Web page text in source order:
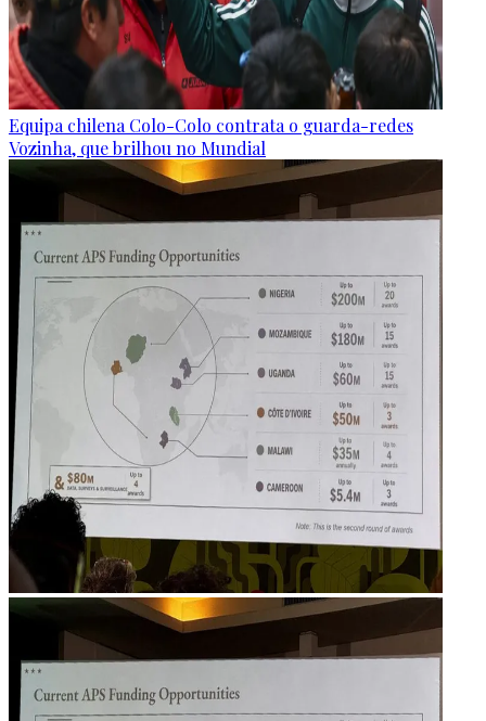
Equipa chilena Colo-Colo contrata o guarda-redes
Vozinha, que brilhou no Mundial